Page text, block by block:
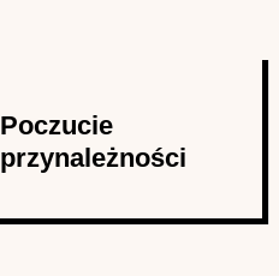
Poczucie
przynależności